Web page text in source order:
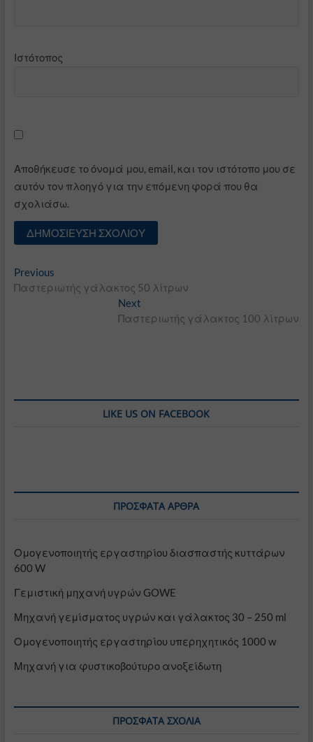
Ιστότοπος
Αποθήκευσε το όνομά μου, email, και τον ιστότοπο μου σε
αυτόν τον πλοηγό για την επόμενη φορά που θα
σχολιάσω.
Πλοήγηση
άρθρων
PreviousPrevious
post:
Παστεριωτής γάλακτος 50 λίτρων
Next
post:
Παστεριωτής γάλακτος 100 λίτρων
LIKE US ON FACEBOOK
ΠΡΌΣΦΑΤΑ ΆΡΘΡΑ
Ομογενοποιητής εργαστηρίου διασπαστής κυττάρων
600 W
Γεμιστική μηχανή υγρών GOWE
Μηχανή γεμίσματος υγρών και γάλακτος 30 – 250 ml
Ομογενοποιητής εργαστηρίου υπερηχητικός 1000 w
Μηχανή για φυστικοβούτυρο ανοξείδωτη
ΠΡΌΣΦΑΤΑ ΣΧΌΛΙΑ